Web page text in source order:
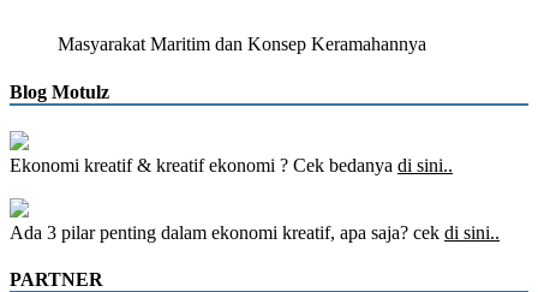
Masyarakat Maritim dan Konsep Keramahannya
Blog Motulz
Ekonomi kreatif & kreatif ekonomi ? Cek bedanya di sini..
Ada 3 pilar penting dalam ekonomi kreatif, apa saja? cek di sini..
PARTNER